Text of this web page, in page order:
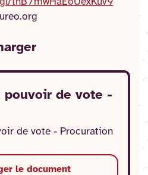
pouvoir de vote -
de vote - Procuration
le document